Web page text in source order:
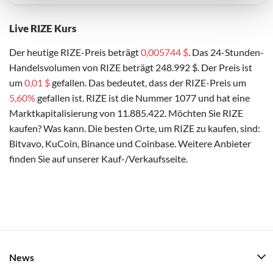
Live RIZE Kurs
Der heutige RIZE-Preis beträgt0,005744 $. Das 24-Stunden-
Handelsvolumen von RIZE beträgt 248.992 $. Der Preis ist
um0,01 $gefallen. Das bedeutet, dass der RIZE-Preis um
5,60% gefallen ist. RIZE ist die Nummer 1077 und hat eine
Marktkapitalisierung von 11.885.422. Möchten Sie RIZE
kaufen? Was kann. Die besten Orte, um RIZE zu kaufen, sind:
Bitvavo, KuCoin, Binance und Coinbase. Weitere Anbieter
finden Sie auf unserer Kauf-/Verkaufsseite.
News